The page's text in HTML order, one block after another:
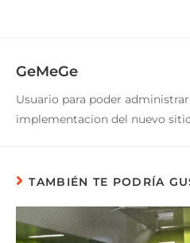
GeMeGe
Usuario para poder
implementacion del nuevo
TAMBIÉN TE PODRÍA